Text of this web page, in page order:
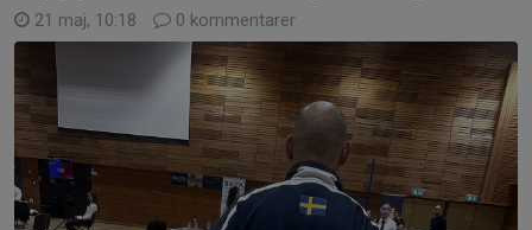
21 maj, 10:18 0 kommentarer